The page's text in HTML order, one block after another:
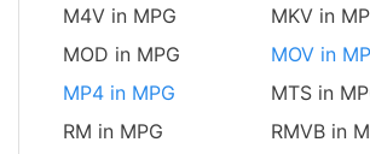
M4V in MPG
MKV in
MOD in MPG
MOV in
MP4 in MPG
MTS in
RM in MPG
RMVB in